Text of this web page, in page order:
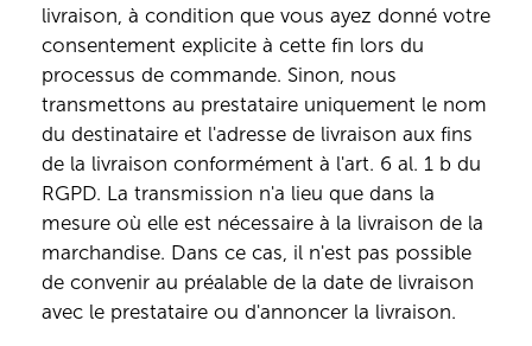
livraison, à condition que vous ayez donné votre
consentement explicite à cette fin lors du
processus de commande. Sinon, nous
transmettons au prestataire uniquement le nom
du destinataire et l'adresse de livraison aux fins
de la livraison conformément à l'art. 6 al. 1 b du
RGPD. La transmission n'a lieu que dans la
mesure où elle est nécessaire à la livraison de la
marchandise. Dans ce cas, il n'est pas possible
de convenir au préalable de la date de livraison
avec le prestataire ou d'annoncer la livraison.